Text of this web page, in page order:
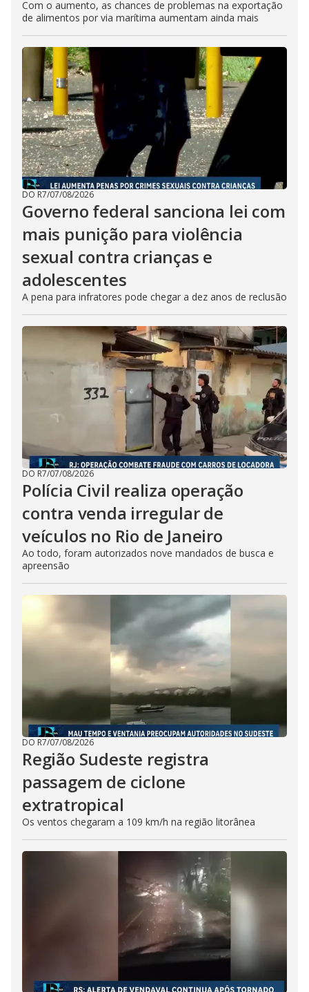
Com o aumento, as chances de problemas na exportação
de alimentos por via marítima aumentam ainda mais
DO R7/07/08/2026
Governo federal sanciona lei com
mais punição para violência
sexual contra crianças e
adolescentes
A pena para infratores pode chegar a dez anos de reclusão
DO R7/07/08/2026
Polícia Civil realiza operação
contra venda irregular de
veículos no Rio de Janeiro
Ao todo, foram autorizados nove mandados de busca e
apreensão
DO R7/07/08/2026
Região Sudeste registra
passagem de ciclone
extratropical
Os ventos chegaram a 109 km/h na região litorânea